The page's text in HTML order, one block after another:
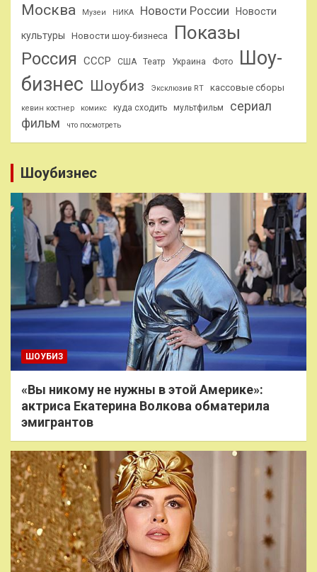
Москва Музеи НИКА Новости России Новости
культуры Новости шоу-бизнеса Показы
Россия СССР США Театр Украина Фото
Шоу-
бизнес Шоубиз Эксклюзив RT кассовые сборы
кевин костнер комикс куда сходить мультфильм
сериал
фильм
что посмотреть
Шоубизнес
ШОУБИЗ
«Вы никому не нужны в этой Америке»:
актриса Екатерина Волкова обматерила
эмигрантов